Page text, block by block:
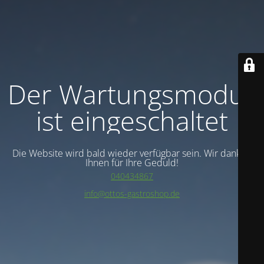
Der Wartungsmodus
ist eingeschaltet
Die Website wird bald wieder verfügbar sein. Wir danken
Ihnen für Ihre Geduld!
040434867
info@ottos-gastroshop.de